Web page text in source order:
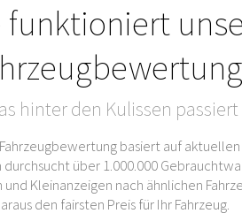
funktioniert
hinter den Kulissen passiert
basiert auf
über 1.000.000
Kleinanzeigen nach ähnlichen
den fairsten Preis für Ihr Fahrzeug.